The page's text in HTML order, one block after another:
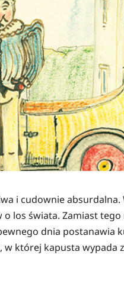
i cudownie
los świata. Zamiast
dnia postanawia
której kapusta wypada